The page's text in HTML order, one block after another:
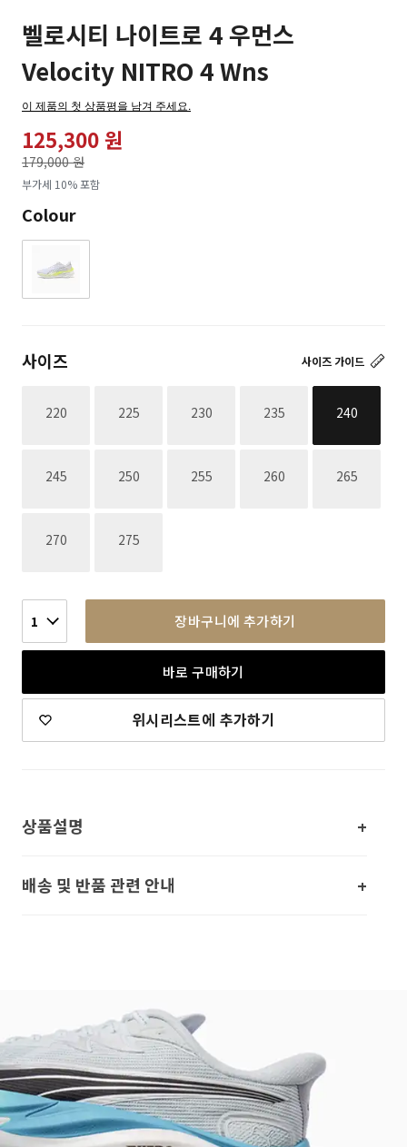
벨로시티 나이트로 4 우먼스
Velocity NITRO 4 Wns
이 제품의 첫 상품평을 남겨 주세요.
125,300 원
179,000 원
로
부가세 10% 포함
Colour
사이즈 가이드
사이즈
220재고없음 225재고없음 230재고없음 235재고없음 240
245재고없음 250재고없음 255재고없음 260재고없음 265재고없음
270재고없음 275재고없음
1 장바구니에 추가하기
바로 구매하기
위시리스트에 추가하기
상품설명
배송 및 반품 관련 안내